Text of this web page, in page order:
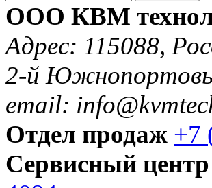
ООО КВМ
Адрес: 115088,
2-й
email:
Отдел продаж +7
Сервисный центр